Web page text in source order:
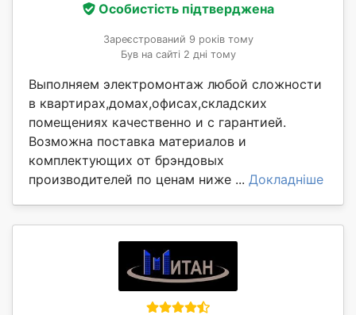
Особистість підтверджена
Зареєстрований 9 років тому
Був на сайті 2 дні тому
Выполняем электромонтаж любой сложности
в квартирах,домах,офисах,складских
помещениях качественно и с гарантией.
Возможна поставка материалов и
комплектующих от брэндовых
производителей по ценам ниже ... Докладніше